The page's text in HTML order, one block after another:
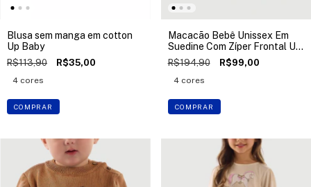
Blusa sem manga em cotton
Up Baby
R$113,90 R$35,00
4 cores
COMPRAR
Macacão Bebê Unissex Em
Suedine Com Zíper Frontal Up
Baby
R$194,90 R$99,00
4 cores
COMPRAR